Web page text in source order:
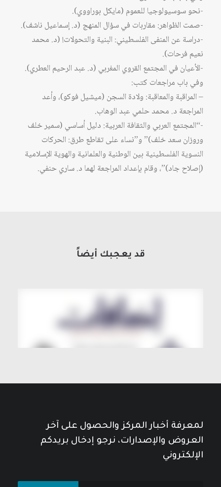
-نحو سوسيولوجيا للعموم (مايكل بوراووي).
-صمت الظواهر: مقاربات في سؤال المنهج (د. إسماعيل ناشف).
-دراسة عن المنفى الفلسطيني: البنية والتحولات! (د. محمد
نعيم فرحات).
-الأعيان في المجتمع القروي المغربي (د. عبد الرحيم العطري).
وفي باب مراجعات كتب:
– المراقبة والمعاقبة: ولادة السجن (ميشيل فوكو)، وأعد
المراجعة د. محمد حلمي عبد الوهاب.
-“المجتمع العربي والثقافة العربية: دليل أساسي (سمير خلف
وروزان سعد خلف)” و”نساء على تقاطع طرق: الحركات
النسوية الفلسطينية بين الوطنية والعلمانية والهوية الإسلامية
(إصلاح جاد)”، وقام بإعداد المراجعة لهما د. ساري حنفي.
قد يعجبك أيضاً
لمعرفة أخبار المركز والحصول على آخر
العروض والإصدارات، نرجو إدخال بريدكم
الإلكتروني